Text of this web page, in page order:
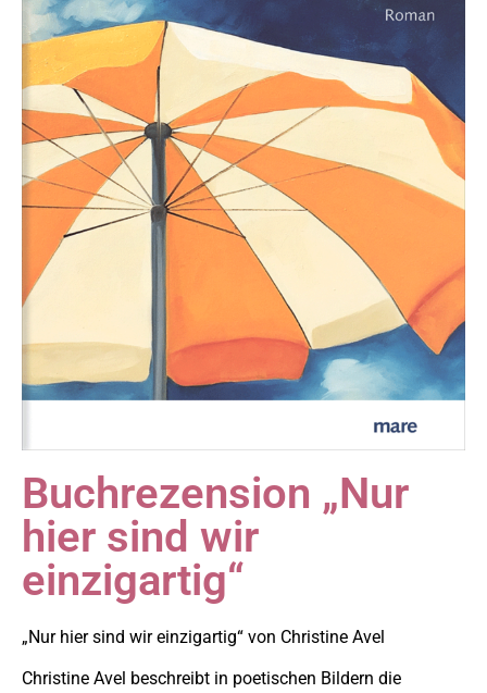
Buchrezension „Nur
hier sind wir
einzigartig“
„Nur hier sind wir einzigartig“ von Christine Avel
Christine Avel beschreibt in poetischen Bildern die